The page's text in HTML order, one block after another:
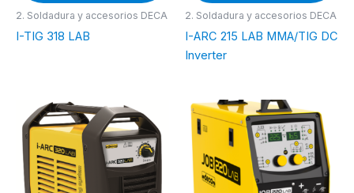
2. Soldadura y accesorios DECA
I-TIG 318 LAB
2. Soldadura y accesorios DECA
I-ARC 215 LAB MMA/TIG DC
Inverter